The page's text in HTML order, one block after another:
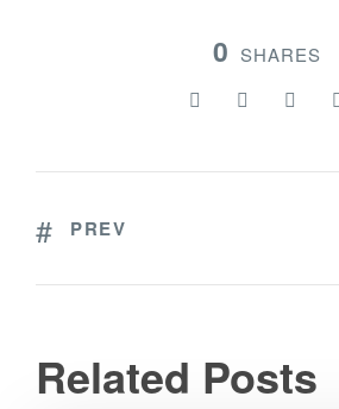
0 SHARES
PREV
Related Posts